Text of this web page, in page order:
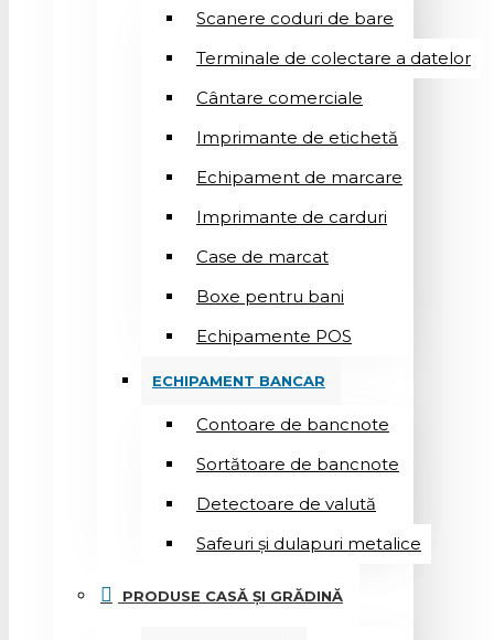
Scanere coduri de bare
Terminale de colectare a datelor
Cântare comerciale
Imprimante de etichetă
Echipament de marcare
Imprimante de carduri
Case de marcat
Boxe pentru bani
Echipamente POS
ECHIPAMENT BANCAR
Contoare de bancnote
Sortătoare de bancnote
Detectoare de valută
Safeuri și dulapuri metalice
PRODUSE CASĂ ȘI GRĂDINĂ